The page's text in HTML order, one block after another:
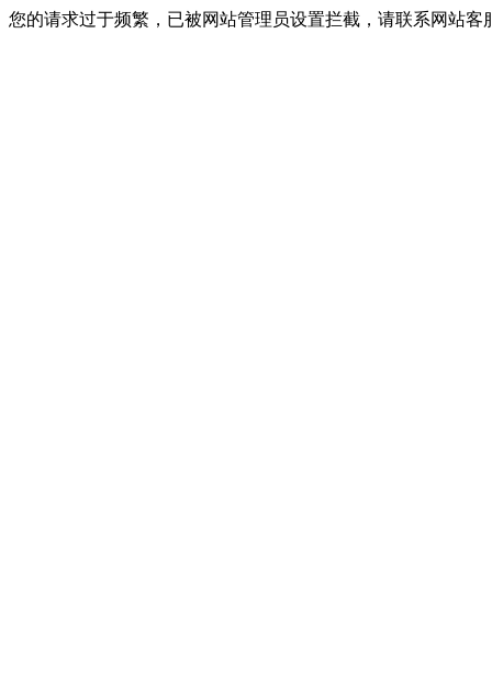
您的请求过于频繁，已被网站管理员设置拦截，请联系网站客